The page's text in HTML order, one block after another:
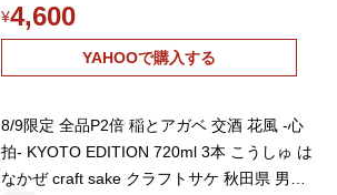
¥4,600
YAHOOで購入する
8/9限定 全品P2倍 稲とアガベ 交酒 花風 -心
拍- KYOTO EDITION 720ml 3本 こうしゅ は
なかぜ craft sake クラフトサケ 秋田県 男鹿